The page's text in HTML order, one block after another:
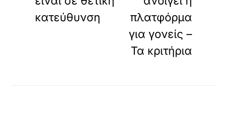
κατεύθυνση
πλατφόρμα
για γονείς –
Τα κριτήρια